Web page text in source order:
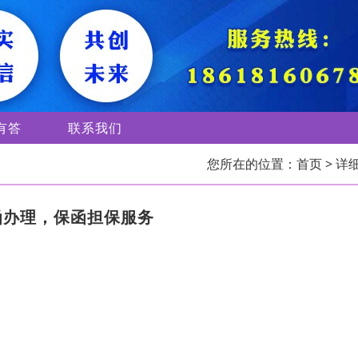
答 联系我们
您所在的位置： 首页> 详
理，保函担保服务